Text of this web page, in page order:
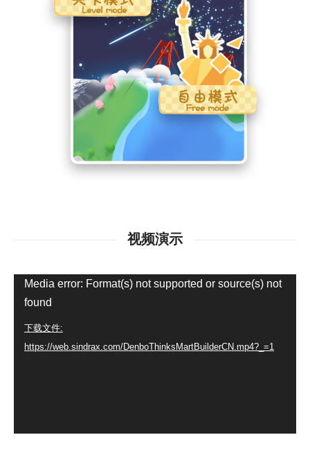
视频演示
视
频
播
放
Media error: Format(s) not supported or source(s) not
found
下载文件:
https://web.sindrax.com/DenboThinksMartBuilderCN.mp4?_=1